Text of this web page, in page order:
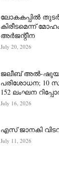
ലോകകപ്പിൽ
കിരീടമെന്ന്
അർ‍ജന്റീന
July 20, 2026
ജലീബ് അൽ-
പരിശോധന; 10
152 ലംഘന
July 16, 2026
എസ് ജാനകി
July 11, 2026